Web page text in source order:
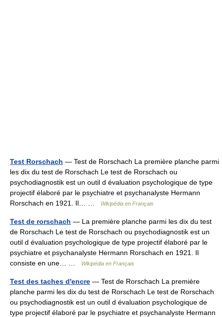
Test Rorschach — Test de Rorschach La première planche parmi
les dix du test de Rorschach Le test de Rorschach ou
psychodiagnostik est un outil d évaluation psychologique de type
projectif élaboré par le psychiatre et psychanalyste Hermann
Rorschach en 1921. Il… …
Wikipédia en Français
Test de rorschach — La première planche parmi les dix du test
de Rorschach Le test de Rorschach ou psychodiagnostik est un
outil d évaluation psychologique de type projectif élaboré par le
psychiatre et psychanalyste Hermann Rorschach en 1921. Il
consiste en une… …
Wikipédia en Français
Test des taches d'encre — Test de Rorschach La première
planche parmi les dix du test de Rorschach Le test de Rorschach
ou psychodiagnostik est un outil d évaluation psychologique de
type projectif élaboré par le psychiatre et psychanalyste Hermann